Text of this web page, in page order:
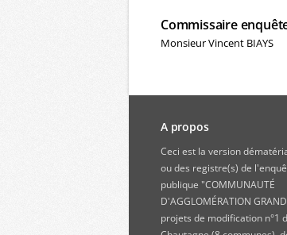
Commissaire
Monsieur Vincent BIAYS
A propos
Ceci est la version
ou des registre(s) de
publique "COMMUNAUTÉ
D'AGGLOMÉRATION
projets de modification n°1